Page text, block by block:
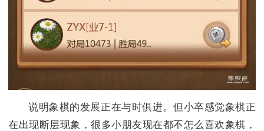
说明象棋的发展正在与时俱进。但小卒感觉象棋正
在出现断层现象，很多小朋友现在都不怎么喜欢象棋，